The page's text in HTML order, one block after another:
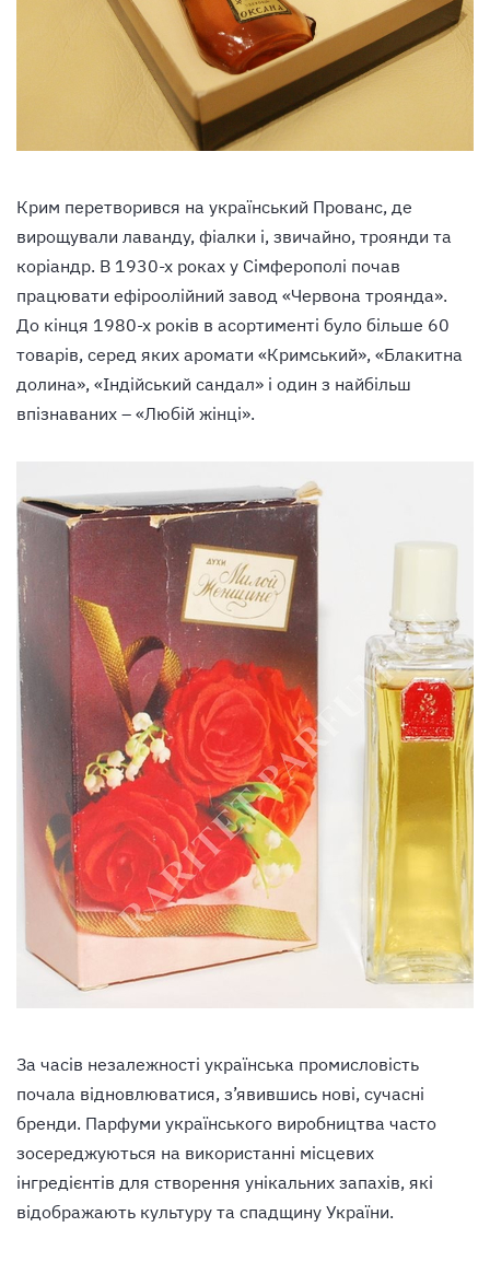
Крим перетворився на український Прованс, де
вирощували лаванду, фіалки і, звичайно, троянди та
коріандр. В 1930-х роках у Сімферополі почав
працювати ефіроолійний завод «Червона троянда».
До кінця 1980-х років в асортименті було більше 60
товарів, серед яких аромати «Кримський», «Блакитна
долина», «Індійський сандал» і один з найбільш
впізнаваних – «Любій жінці».
За часів незалежності українська промисловість
почала відновлюватися, з’явившись нові, сучасні
бренди. Парфуми українського виробництва часто
зосереджуються на використанні місцевих
інгредієнтів для створення унікальних запахів, які
відображають культуру та спадщину України.